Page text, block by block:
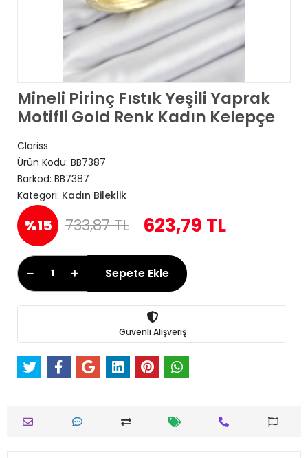
Mineli Pirinç Fıstık Yeşili Yaprak
Motifli Gold Renk Kadın Kelepçe
Clariss
Ürün Kodu: BB7387
Barkod: BB7387
Kategori: Kadın Bileklik
%15 733,87 TL 623,79 TL
Sepete Ekle
Güvenli Alışveriş